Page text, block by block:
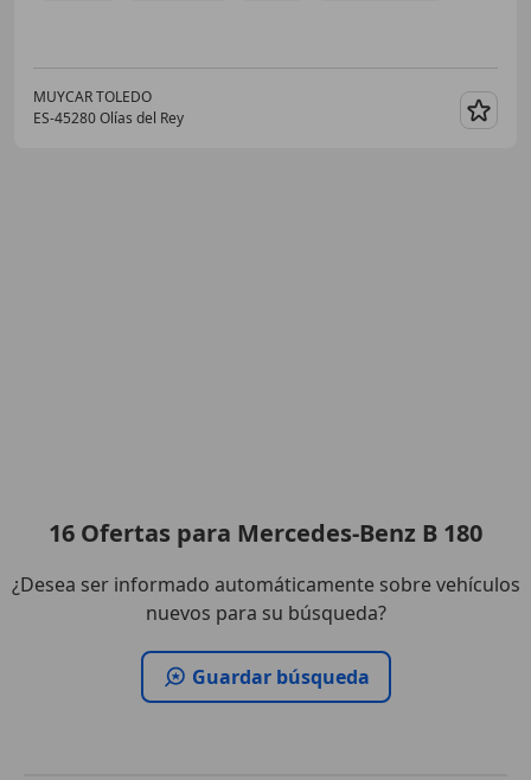
MUYCAR TOLEDO
ES-45280 Olías del Rey
16 Ofertas para Mercedes-Benz B 180
¿Desea ser informado automáticamente sobre vehículos
nuevos para su búsqueda?
Guardar búsqueda